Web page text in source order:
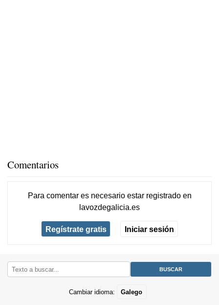
Comentarios
Para comentar es necesario estar registradoen
lavozdegalicia.es
Regístrate gratis Iniciar sesión
Cambiar idioma: Galego